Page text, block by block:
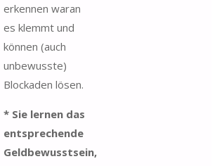
erkennen waran
es klemmt und
können (auch
unbewusste)
Blockaden lösen.
* Sie lernen das
entsprechende
Geldbewusstsein,